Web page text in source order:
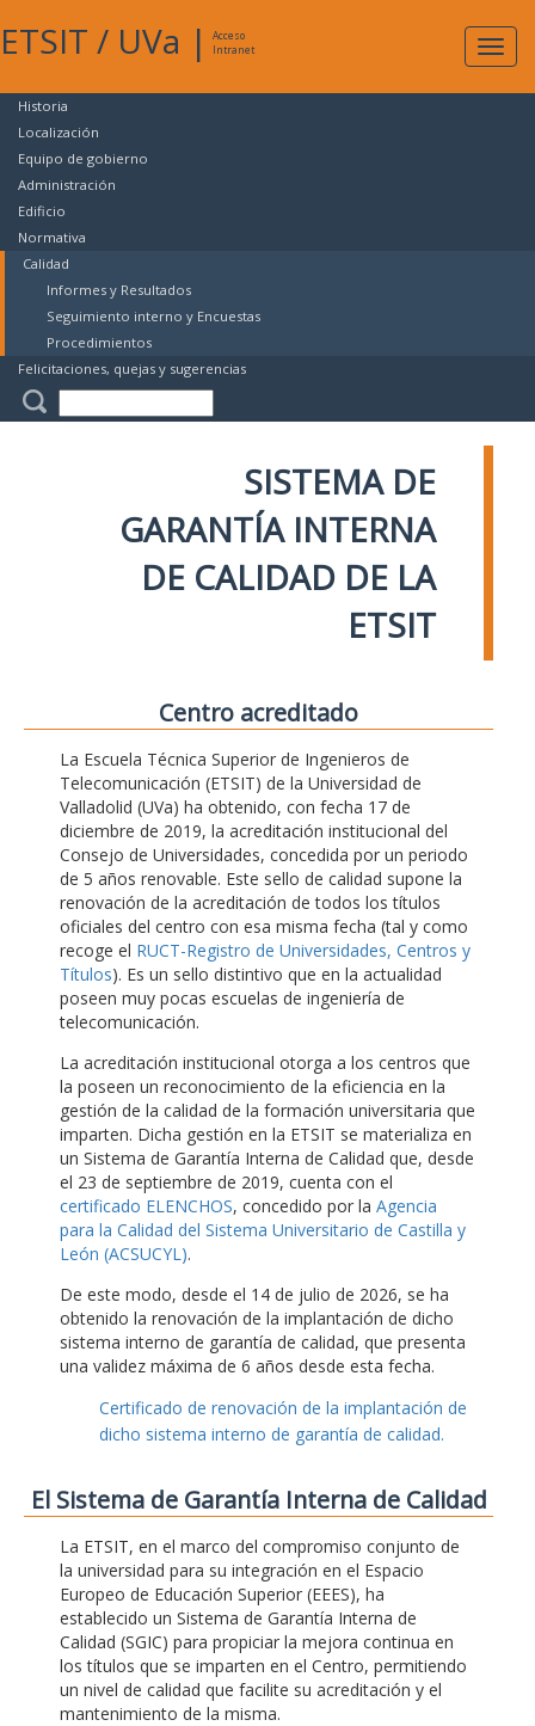
ETSIT / UVa |
Acceso
Intranet
Historia
Localización
Equipo de gobierno
Administración
Edificio
Normativa
Calidad
Informes y Resultados
Seguimiento interno y Encuestas
Procedimientos
Felicitaciones, quejas y sugerencias
SISTEMA DE
GARANTÍA INTERNA
DE CALIDAD DE LA
ETSIT
Centro acreditado
La Escuela Técnica Superior de Ingenieros de
Telecomunicación (ETSIT) de la Universidad de
Valladolid (UVa) ha obtenido, con fecha 17 de
diciembre de 2019, la acreditación institucional del
Consejo de Universidades, concedida por un periodo
de 5 años renovable. Este sello de calidad supone la
renovación de la acreditación de todos los títulos
oficiales del centro con esa misma fecha (tal y como
recoge el RUCT-Registro de Universidades, Centros y
Títulos). Es un sello distintivo que en la actualidad
poseen muy pocas escuelas de ingeniería de
telecomunicación.
La acreditación institucional otorga a los centros que
la poseen un reconocimiento de la eficiencia en la
gestión de la calidad de la formación universitaria que
imparten. Dicha gestión en la ETSIT se materializa en
un Sistema de Garantía Interna de Calidad que, desde
el 23 de septiembre de 2019, cuenta con el
certificado ELENCHOS, concedido por la Agencia
para la Calidad del Sistema Universitario de Castilla y
León (ACSUCYL).
De este modo, desde el 14 de julio de 2026, se ha
obtenido la renovación de la implantación de dicho
sistema interno de garantía de calidad, que presenta
una validez máxima de 6 años desde esta fecha.
Certificado de renovación de la implantación de
dicho sistema interno de garantía de calidad.
El Sistema de Garantía Interna de Calidad
La ETSIT, en el marco del compromiso conjunto de
la universidad para su integración en el Espacio
Europeo de Educación Superior (EEES), ha
establecido un Sistema de Garantía Interna de
Calidad (SGIC) para propiciar la mejora continua en
los títulos que se imparten en el Centro, permitiendo
un nivel de calidad que facilite su acreditación y el
mantenimiento de la misma.